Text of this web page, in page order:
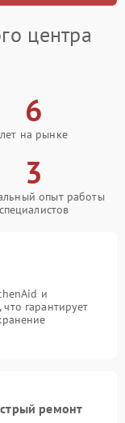
центра
6
лет на рынке
3
опыт работы
специалистов
и
гарантирует
ремонт